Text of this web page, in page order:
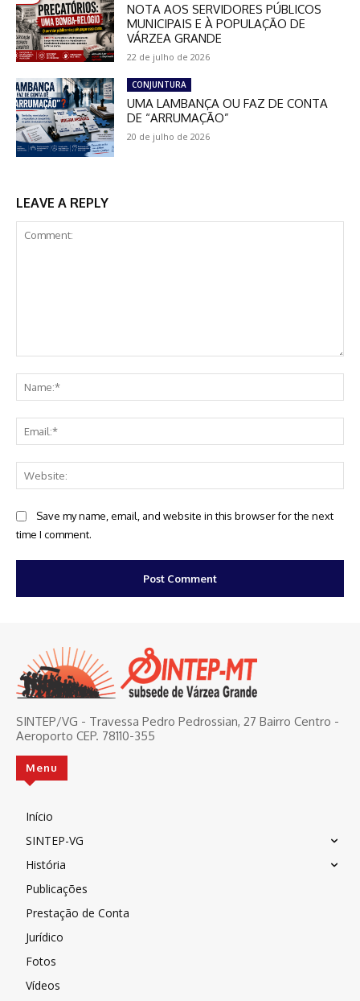
NOTA AOS SERVIDORES PÚBLICOS
MUNICIPAIS E À POPULAÇÃO DE
VÁRZEA GRANDE
22 de julho de 2026
CONJUNTURA
UMA LAMBANÇA OU FAZ DE CONTA
DE “ARRUMAÇÃO”
20 de julho de 2026
LEAVE A REPLY
Save my name, email, and website in this browser for the next
time I comment.
SINTEP/VG - Travessa Pedro Pedrossian, 27 Bairro Centro -
Aeroporto CEP. 78110-355
Menu
Início
SINTEP-VG
História
Publicações
Prestação de Conta
Jurídico
Fotos
Vídeos